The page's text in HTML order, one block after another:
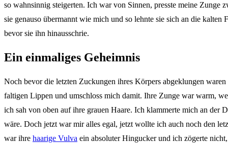
so wahnsinnig steigerten. Ich war von Sinnen, presste meine Zunge
sie genauso übermannt wie mich und so lehnte sie sich an die
bevor sie ihn hinausschrie.
Ein einmaliges Geheimnis
Noch bevor die letzten Zuckungen ihres Körpers abgeklungen
faltigen Lippen und umschloss mich damit. Ihre Zunge war warm,
ich sah von oben auf ihre grauen Haare. Ich klammerte mich an der
wäre. Doch jetzt war mir alles egal, jetzt wollte ich auch noch den
war ihre haarige Vulva ein absoluter Hingucker und ich zögerte